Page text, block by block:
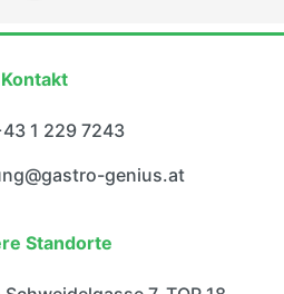
Kontakt
1 229 7243
genius.at
Standorte